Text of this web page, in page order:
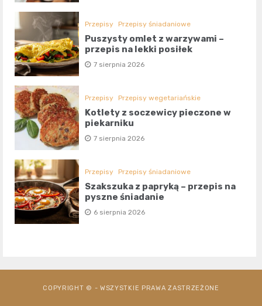
Przepisy Przepisy śniadaniowe
Puszysty omlet z warzywami –
przepis na lekki posiłek
7 sierpnia 2026
Przepisy Przepisy wegetariańskie
Kotlety z soczewicy pieczone w
piekarniku
7 sierpnia 2026
Przepisy Przepisy śniadaniowe
Szakszuka z papryką – przepis na
pyszne śniadanie
6 sierpnia 2026
COPYRIGHT © - WSZYSTKIE PRAWA ZASTRZEŻONE